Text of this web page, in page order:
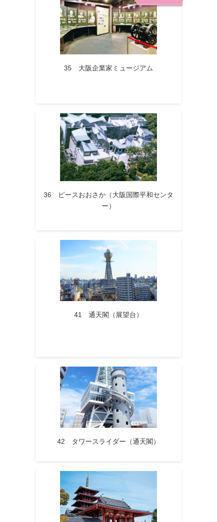
35 大阪企業家ミュージアム
36 ピースおおさか（大阪国際平和センタ
ー）
41 通天閣（展望台）
42 タワースライダー（通天閣）